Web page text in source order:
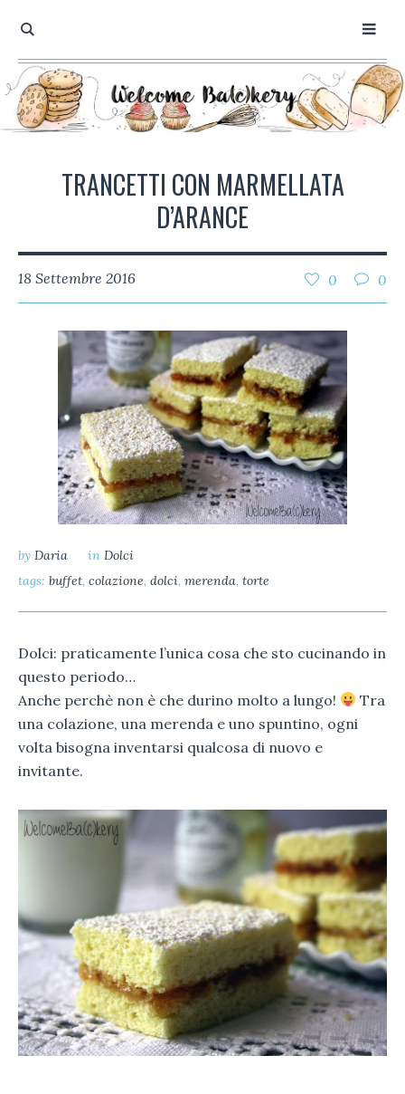
TRANCETTI CON MARMELLATA
D’ARANCE
18 Settembre 2016 0
0
by Daria in Dolci
tags: buffet, colazione, dolci, merenda, torte
Dolci: praticamente l’unica cosa che sto cucinando in
questo periodo…
Anche perchè non è che durino molto a lungo!
Tra
una colazione, una merenda e uno spuntino, ogni
volta bisogna inventarsi qualcosa di nuovo e
invitante.